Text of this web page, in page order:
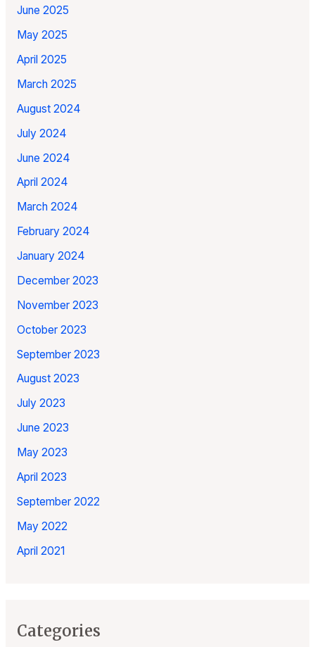
June 2025
May 2025
April 2025
March 2025
August 2024
July 2024
June 2024
April 2024
March 2024
February 2024
January 2024
December 2023
November 2023
October 2023
September 2023
August 2023
July 2023
June 2023
May 2023
April 2023
September 2022
May 2022
April 2021
Categories